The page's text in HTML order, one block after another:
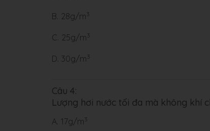
B. 28g/m3
C. 25g/m3
D. 30g/m3
Câu 4:
Lượng hơi nước tối đa mà không khí
A. 17g/m3